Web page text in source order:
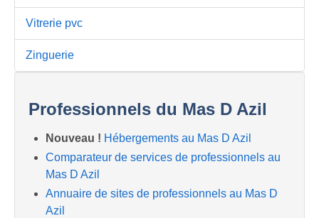
Vitrerie pvc
Zinguerie
Professionnels du Mas D Azil
Nouveau ! Hébergements au Mas D Azil
Comparateur de services de professionnels au
Mas D Azil
Annuaire de sites de professionnels au Mas D
Azil